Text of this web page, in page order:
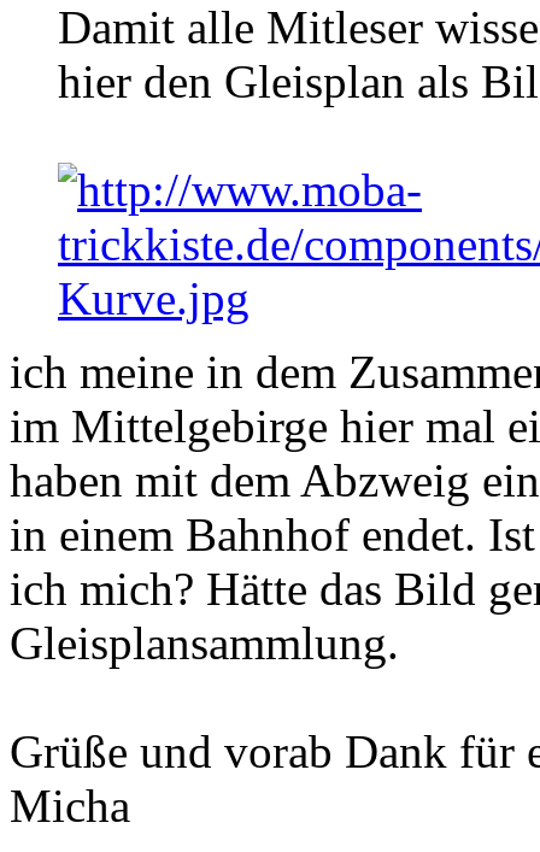
Damit alle Mitleser
hier den Gleisplan als
ich meine in dem
im Mittelgebirge hier mal
haben mit dem Abzweig
in einem Bahnhof endet.
ich mich? Hätte das Bild
Gleisplansammlung.
Grüße und vorab Dank für
Micha